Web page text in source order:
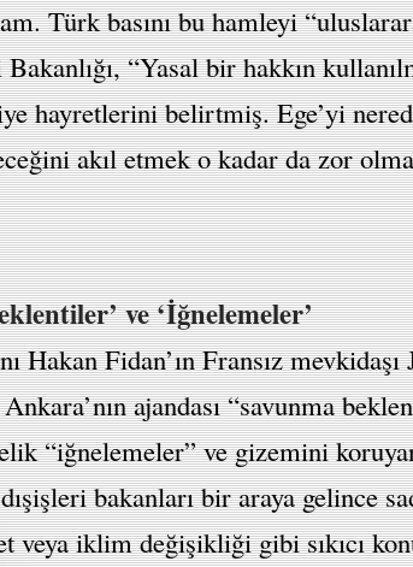
Türk basını bu hamleyi
“Yasal bir hakkın
hayretlerini belirtmiş. Ege’yi
akıl etmek o kadar da zor
ve ‘İğnelemeler’
Hakan Fidan’ın Fransız
ajandası “savunma
“iğnelemeler” ve gizemini
bakanları bir araya gelince
iklim değişikliği gibi sıkıcı